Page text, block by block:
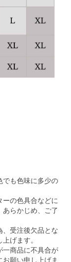
でも色味に多少の
ーの色具合などに
あらかじめ、ご了
、受注後欠品とな
げます。
一商品に不具合が
願い申し上げま